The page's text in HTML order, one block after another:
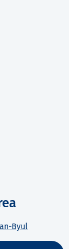
Byul